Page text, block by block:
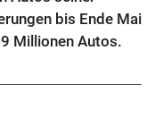
bis Ende Mai
Millionen Autos.